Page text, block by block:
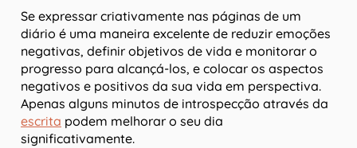
Se expressar criativamente nas páginas de um
diário é uma maneira excelente de reduzir emoções
negativas, definir objetivos de vida e monitorar o
progresso para alcançá-los, e colocar os aspectos
negativos e positivos da sua vida em perspectiva.
Apenas alguns minutos de introspecção através da
escrita podem melhorar o seu dia
significativamente.